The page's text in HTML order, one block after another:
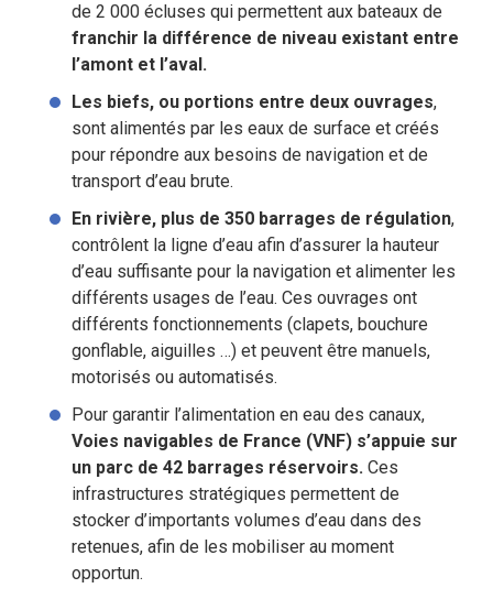
de 2 000 écluses qui permettent aux bateaux de
franchir la différence de niveau existant entre
l’amont et l’aval.
Les biefs, ou portions entre deux ouvrages,
sont alimentés par les eaux de surface et créés
pour répondre aux besoins de navigation et de
transport d’eau brute.
En rivière, plus de 350 barrages de régulation,
contrôlent la ligne d’eau afin d’assurer la hauteur
d’eau suffisante pour la navigation et alimenter les
différents usages de l’eau. Ces ouvrages ont
différents fonctionnements (clapets, bouchure
gonflable, aiguilles …) et peuvent être manuels,
motorisés ou automatisés.
Pour garantir l’alimentation en eau des canaux,
Voies navigables de France (VNF) s’appuie sur
un parc de 42 barrages réservoirs. Ces
infrastructures stratégiques permettent de
stocker d’importants volumes d’eau dans des
retenues, afin de les mobiliser au moment
opportun.